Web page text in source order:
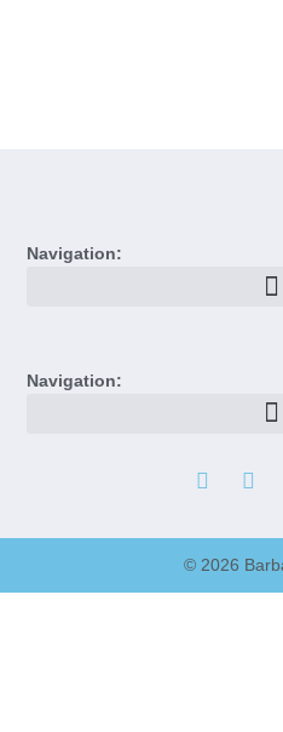
Navigation:
Navigation:
© 2026